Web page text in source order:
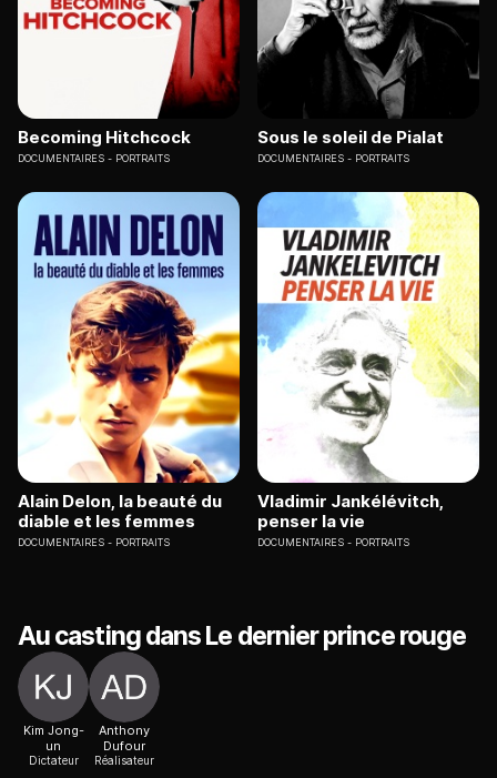
Becoming Hitchcock
DOCUMENTAIRES PORTRAITS
Sous le soleil de Pialat
DOCUMENTAIRES PORTRAITS
Alain Delon, la beauté du
diable et les femmes
DOCUMENTAIRES PORTRAITS
Vladimir Jankélévitch,
penser la vie
DOCUMENTAIRES PORTRAITS
Au casting dans Le dernier prince rouge
Kim Jong-
un
Dictateur
Anthony
Dufour
Réalisateur